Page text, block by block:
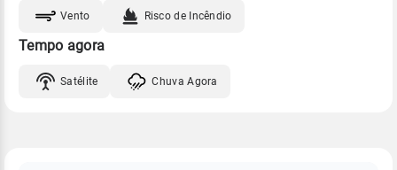
Vento Risco de Incêndio
Tempo agora
Satélite Chuva Agora